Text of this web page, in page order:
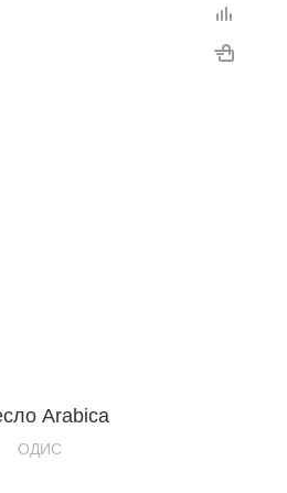
Arabica
OДИС